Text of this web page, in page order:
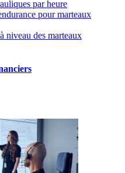
par heure
pour marteaux
niveau des marteaux